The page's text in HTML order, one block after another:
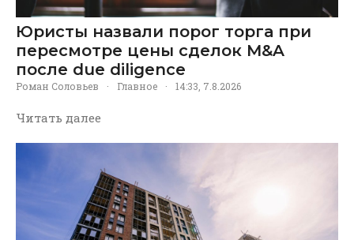
Юристы назвали порог торга при
пересмотре цены сделок M&A
после due diligence
Роман Соловьев · Главное · 14:33, 7.8.2026
Читать далее